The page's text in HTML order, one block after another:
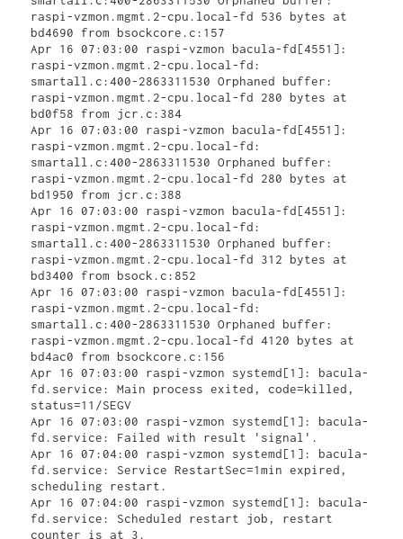
raspi-vzmon.mgmt.2-cpu.local-fd 536 bytes at
bd4690 from bsockcore.c:157
Apr 16 07:03:00 raspi-vzmon bacula-fd[4551]:
raspi-vzmon.mgmt.2-cpu.local-fd:
smartall.c:400-2863311530 Orphaned buffer:
raspi-vzmon.mgmt.2-cpu.local-fd 280 bytes at
bd0f58 from jcr.c:384
Apr 16 07:03:00 raspi-vzmon bacula-fd[4551]:
raspi-vzmon.mgmt.2-cpu.local-fd:
smartall.c:400-2863311530 Orphaned buffer:
raspi-vzmon.mgmt.2-cpu.local-fd 280 bytes at
bd1950 from jcr.c:388
Apr 16 07:03:00 raspi-vzmon bacula-fd[4551]:
raspi-vzmon.mgmt.2-cpu.local-fd:
smartall.c:400-2863311530 Orphaned buffer:
raspi-vzmon.mgmt.2-cpu.local-fd 312 bytes at
bd3400 from bsock.c:852
Apr 16 07:03:00 raspi-vzmon bacula-fd[4551]:
raspi-vzmon.mgmt.2-cpu.local-fd:
smartall.c:400-2863311530 Orphaned buffer:
raspi-vzmon.mgmt.2-cpu.local-fd 4120 bytes at
bd4ac0 from bsockcore.c:156
Apr 16 07:03:00 raspi-vzmon systemd[1]: bacula-
fd.service: Main process exited, code=killed,
status=11/SEGV
Apr 16 07:03:00 raspi-vzmon systemd[1]: bacula-
fd.service: Failed with result 'signal'.
Apr 16 07:04:00 raspi-vzmon systemd[1]: bacula-
fd.service: Service RestartSec=1min expired,
scheduling restart.
Apr 16 07:04:00 raspi-vzmon systemd[1]: bacula-
fd.service: Scheduled restart job, restart
counter is at 3.